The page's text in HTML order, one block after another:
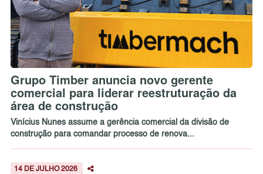
Grupo Timber anuncia novo gerente
comercial para liderar reestruturação da
área de construção
Vinícius Nunes assume a gerência comercial da divisão de
construção para comandar processo de renova...
14 DE JULHO 2026